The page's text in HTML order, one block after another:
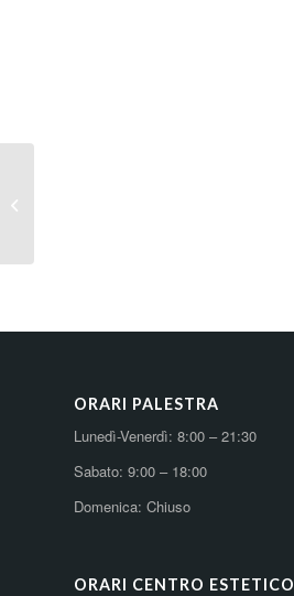
ORARI PALESTRA
Lunedì-Venerdì: 8:00 – 21:30
Sabato: 9:00 – 18:00
Domenica: Chiuso
ORARI CENTRO ESTETICO